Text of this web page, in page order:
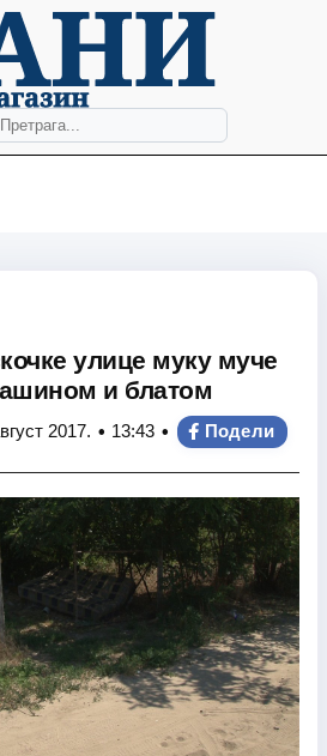
улице муку муче
и блатом
2017. • 13:43 • Подели